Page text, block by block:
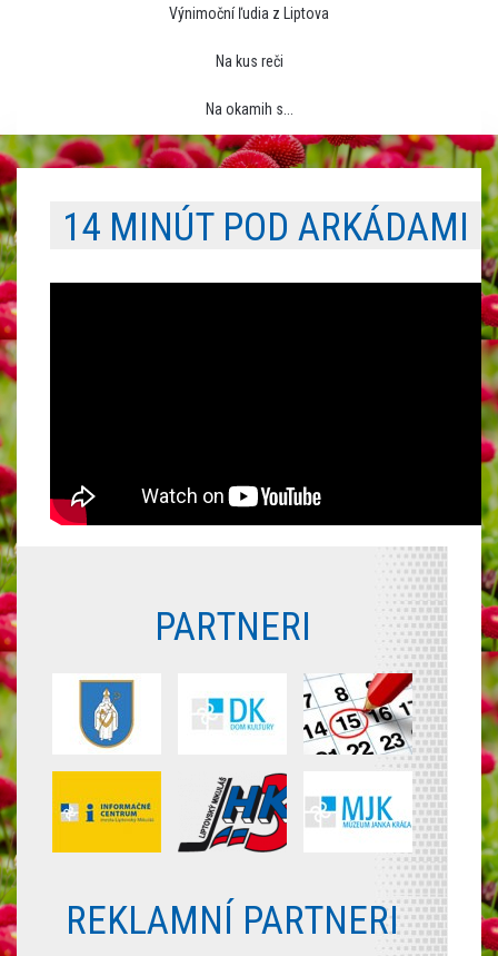
Výnimoční ľudia z Liptova
Na kus reči
Na okamih s...
14 MINÚT POD ARKÁDAMI
PARTNERI
REKLAMNÍ PARTNERI